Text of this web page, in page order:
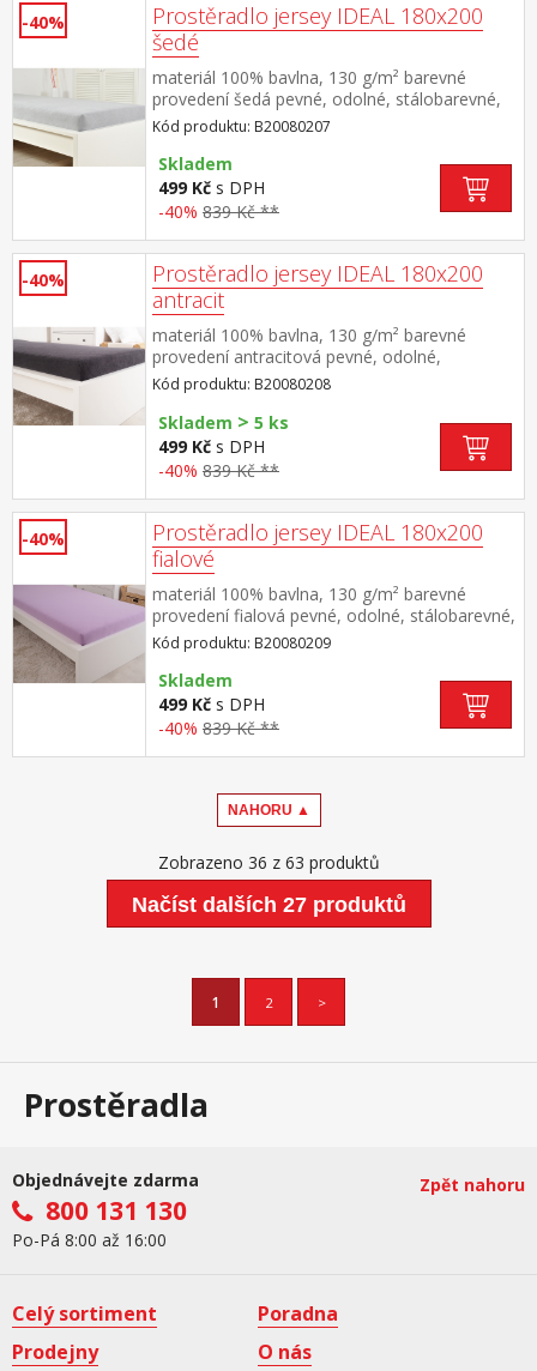
-40%
Prostěradlo jersey IDEAL 180x200
šedé
materiál 100% bavlna, 130 g/m² barevné
provedení šedá pevné, odolné, stálobarevné,
obšito gumou pro matrace do výšky 25
cm pratelné do 60 °C
Kód produktu: B20080207
Skladem
499 Kč s DPH
-40% 839 Kč **
-40%
Prostěradlo jersey IDEAL 180x200
antracit
materiál 100% bavlna, 130 g/m² barevné
provedení antracitová pevné, odolné,
stálobarevné, obšito gumou pro matrace do
výšky 25 cm pratelné do 60 °C
Kód produktu: B20080208
Skladem > 5 ks
499 Kč s DPH
-40% 839 Kč **
-40%
Prostěradlo jersey IDEAL 180x200
fialové
materiál 100% bavlna, 130 g/m² barevné
provedení fialová pevné, odolné, stálobarevné,
obšito gumou pro matrace do výšky 25
cm pratelné do 60 °C
Kód produktu: B20080209
Skladem
499 Kč s DPH
-40% 839 Kč **
NAHORU ▲
Zobrazeno 36 z 63 produktů
Načíst dalších 27 produktů
1 2 >
Prostěradla
Objednávejte zdarma
800 131 130
Po-Pá 8:00 až 16:00
Zpět nahoru
Celý sortiment
Poradna
Prodejny
O nás